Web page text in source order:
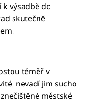
výsadbě do
skutečně
téměř v
nevadí jim sucho
městské